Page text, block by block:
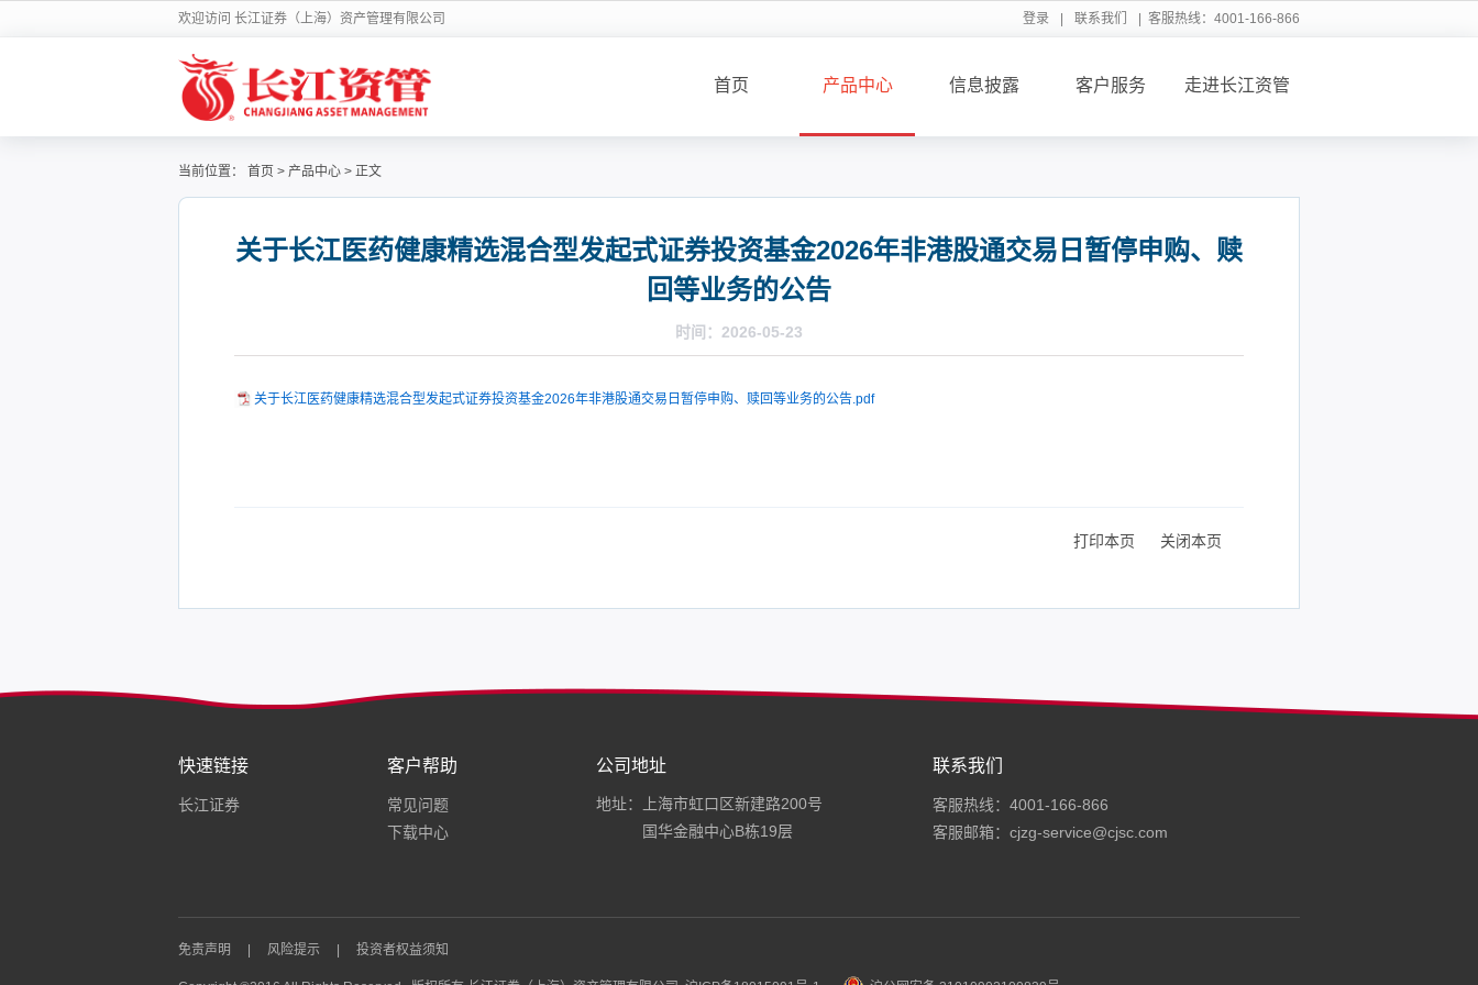
欢迎访问 长江证券（上海）资产管理有限公司 登录 联系我们 | 客服热线：4001-166-866
首页 产品中心 信息披露 客户服务 走进长江资管
当前位置： 首页 > 产品中心 > 正文
关于长江医药健康精选混合型发起式证券投资基金2026年非港股通交易日暂停申购、赎
回等业务的公告
时间：2026-05-23
关于长江医药健康精选混合型发起式证券投资基金2026年非港股通交易日暂停申购、赎回等业务的公告.pdf
打印本页 关闭本页
快速链接
长江证券
客户帮助
常见问题
下载中心
公司地址
地址：上海市虹口区新建路200号
国华金融中心B栋19层
联系我们
客服热线：4001-166-866
客服邮箱：cjzg-service@cjsc.com
免责声明 风险提示 投资者权益须知